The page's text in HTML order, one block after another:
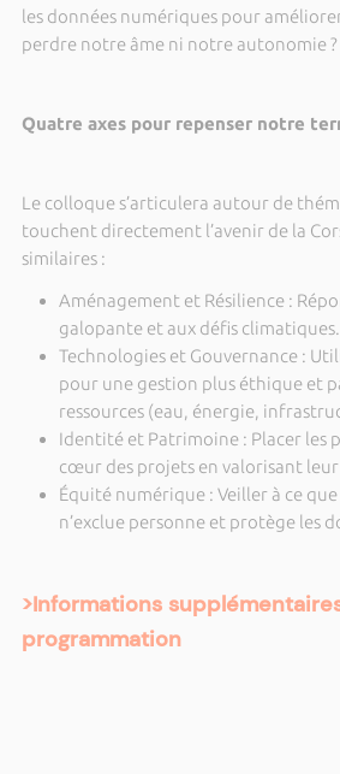
les données numériques pour
perdre notre âme ni notre autonomie ?
Quatre axes pour repenser notre
Le colloque s’articulera autour de
touchent directement l’avenir de la
similaires :
Aménagement et Résilience :
galopante et aux défis climatiques.
Technologies et Gouvernance :
pour une gestion plus éthique et
ressources (eau, énergie,
Identité et Patrimoine : Placer les
cœur des projets en valorisant
Équité numérique : Veiller à ce
n’exclue personne et protège les
>Informations
programmation